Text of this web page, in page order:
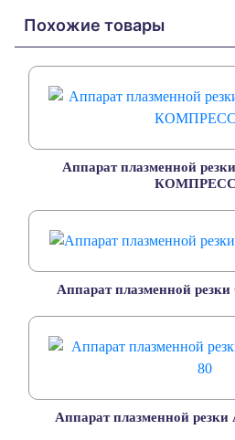
Похожие товары
Аппарат плазменной
Аппарат плазменной
Аппарат плазменной